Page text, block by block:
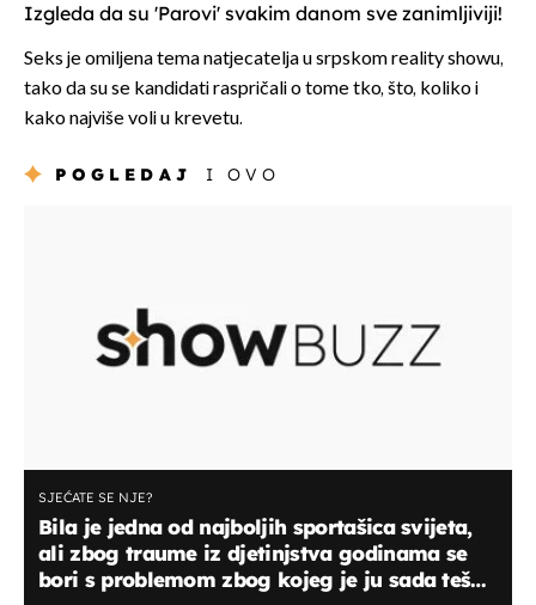
Izgleda da su 'Parovi' svakim danom sve zanimljiviji!
Seks je omiljena tema natjecatelja u srpskom reality showu,
tako da su se kandidati raspričali o tome tko, što, koliko i
kako najviše voli u krevetu.
POGLEDAJ I OVO
SJEĆATE SE NJE?
Bila je jedna od najboljih sportašica svijeta,
ali zbog traume iz djetinjstva godinama se
bori s problemom zbog kojeg je ju sada teško